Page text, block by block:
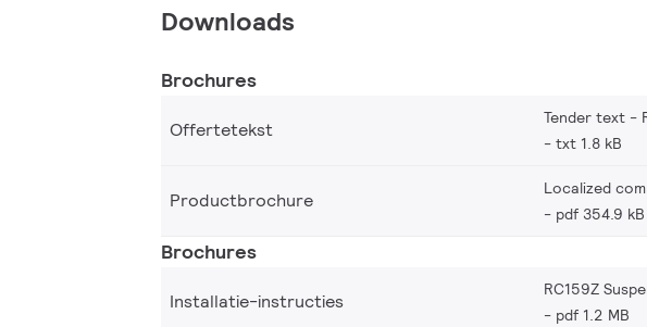
Downloads
Brochures
Offertetekst
Tender text -
txt 1.8 kB
Productbrochure
Localized
pdf 354.9 kB
Brochures
Installatie-instructies
RC159Z
pdf 1.2 MB